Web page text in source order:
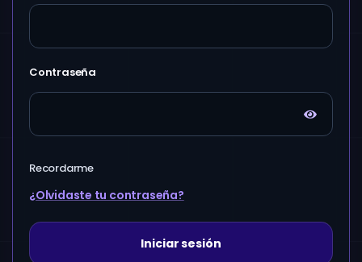
Contraseña
Recordarme
¿Olvidaste tu contraseña?
Iniciar sesión